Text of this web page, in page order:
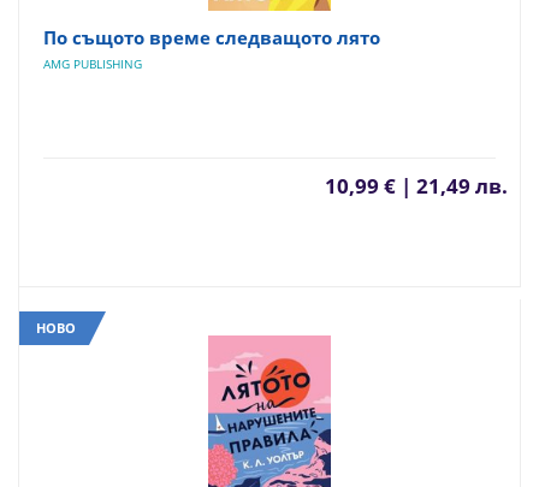
По същото време следващото лято
AMG PUBLISHING
10,99 € | 21,49 лв.
НОВО